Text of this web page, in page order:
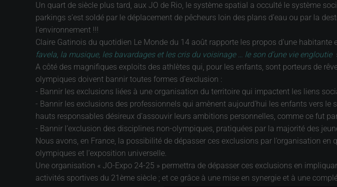
Un quart de siècle plus tard, aux JO de Rio, le système spatial a occulté le système
parkings s’est soldé par le déplacement de pêcheurs loin des plans d’eau ou par la
l’environnement !!!
Claire Gatinois du quotidien Le Monde du 14 août rapporte les propos d’une habitante
favela, la musique, les bavardages et les cris du voisinage … le son d’une vie engloutie
A côté des magnifiques exploits des athlètes qui, pour les enfants, sont porteurs de
olympiques doivent bannir toutes formes d’exclusion :
- Bannir les exclusions liées à une organisation du territoire qui impactent les liens
- Bannir les exclusions des professionnels qui amènent aujourd’hui les enfants vers
hauts responsables désireux d’assouvir leurs ambitions personnelles, comme ce fut
- Bannir l’exclusion des disciplines non-olympiques, pratiquées par la majorité des
Nous avons, en France, la possibilité de dépasser ces exclusions par l’organisation
olympiques et l’exposition universelle.
Une organisation « JO-Expo 24-25 » permettra de dépasser ces exclusions en
activités sportives du 21ème siècle ; et ce grâce à une mise en synergie et à une